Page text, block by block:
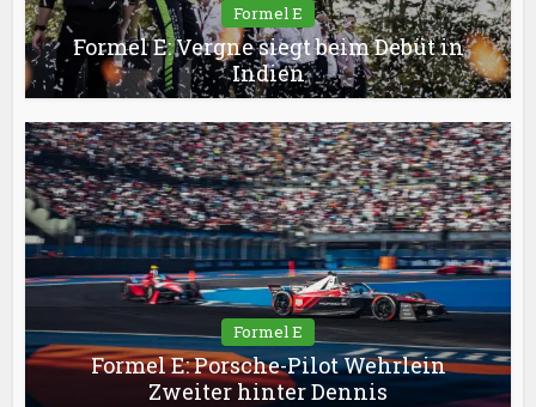
Formel E
Formel E: Vergne siegt beim Debüt in
Indien
Formel E
Formel E: Porsche-Pilot Wehrlein
Zweiter hinter Dennis